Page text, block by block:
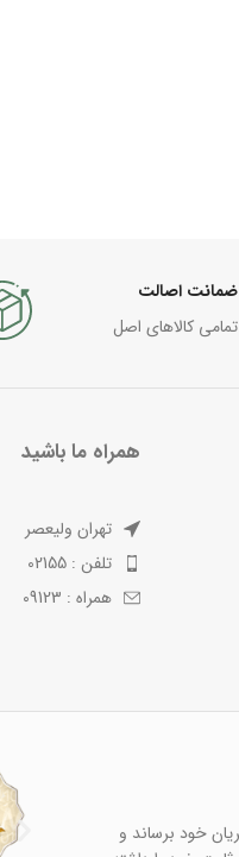
ضمانت اصالت
تمامی کالاهای اصل
همراه ما باشید
تهران ولیعصر
تلفن : 02155
همراه : 09123
خود برساند و